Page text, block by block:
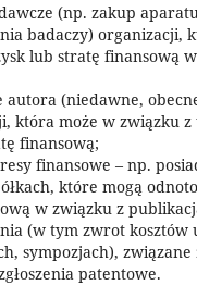
(np. zakup
badaczy) organizacji,
lub stratę finansową
(niedawne,
która może w związku
finansową;
finansowe – np.
które mogą
w związku z
(w tym zwrot kosztów
sympozjach),
patentowe.